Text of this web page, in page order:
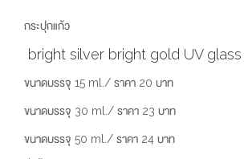
กระปุกแก้ว
bright silver bright gold UV glass
ขนาดบรรจุ 15 ml./ ราคา 20 บาท
ขนาดบรรจุ 30 ml./ ราคา 23 บาท
ขนาดบรรจุ 50 ml./ ราคา 24 บาท